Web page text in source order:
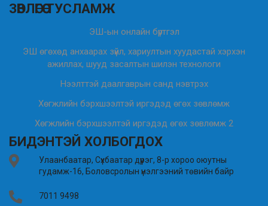
ЗӨВЛӨГӨӨ ТУСЛАМЖ
ЭШ-ын онлайн бүртгэл
ЭШ өгөхөд анхаарах зүйл, хариултын хуудастай хэрхэн
ажиллах, шууд засалтын шилэн технологи
Нээлттэй даалгаврын санд нэвтрэх
Хөгжлийн бэрхшээлтэй иргэдэд өгөх зөвлөмж
Хөгжлийн бэрхшээлтэй иргэдэд өгөх зөвлөмж 2
БИДЭНТЭЙ ХОЛБОГДОХ
Улаанбаатар, Сүхбаатар дүүрэг, 8-р хороо оюутны
гудамж-16, Боловсролын үнэлгээний төвийн байр
7011 9498